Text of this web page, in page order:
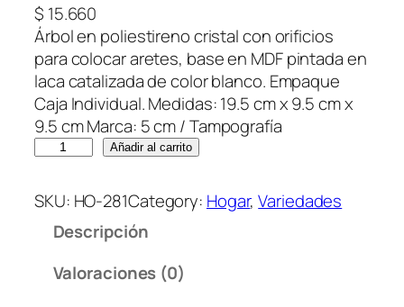
$ 15.660
Árbol en poliestireno cristal con orificios
para colocar aretes, base en MDF pintada en
laca catalizada de color blanco. Empaque
Caja Individual. Medidas: 19.5 cm x 9.5 cm x
9.5 cm Marca: 5 cm / Tampografía
y
e
Añadir al carrito
SKU: HO-281Category: Hogar, Variedades
Descripción
Valoraciones (0)